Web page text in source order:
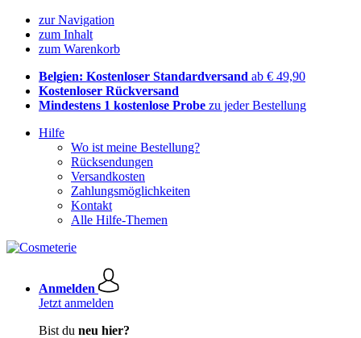
zur Navigation
zum Inhalt
zum Warenkorb
Belgien: Kostenloser Standardversand ab € 49,90
Kostenloser Rückversand
Mindestens 1 kostenlose Probe zu jeder Bestellung
Hilfe
Wo ist meine Bestellung?
Rücksendungen
Versandkosten
Zahlungsmöglichkeiten
Kontakt
Alle Hilfe-Themen
Anmelden
Jetzt anmelden
Bist du neu hier?